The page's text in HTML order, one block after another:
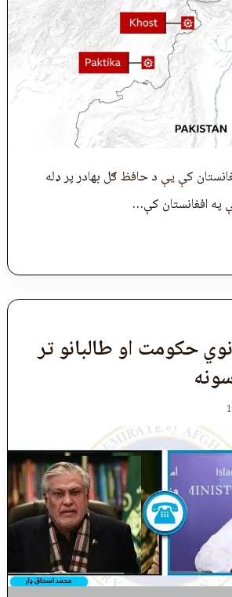
کې يې د حافظ ګل بهادر پر ډله
په افغانستان کې…
حکومت او طالبانو تر